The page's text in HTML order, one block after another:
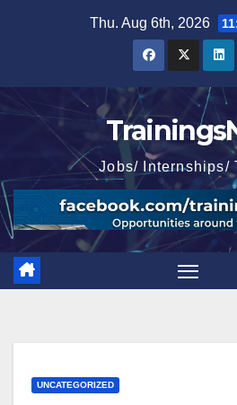
Thu. Aug 6th, 2026
Jobs/ Internships/
UNCATEGORIZED